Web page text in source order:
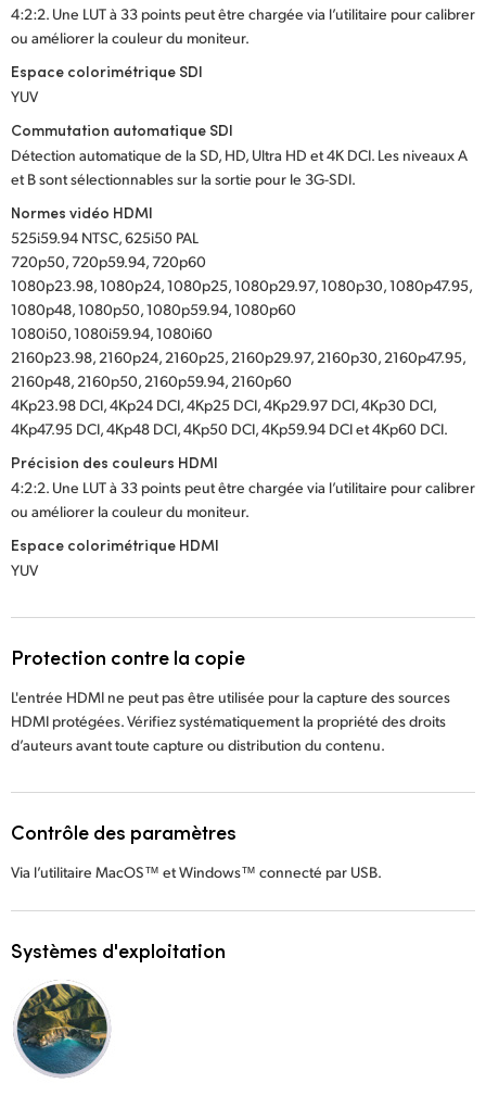
4:2:2. Une LUT à 33 points peut être chargée via l’utilitaire pour calibrer
ou améliorer la couleur du moniteur.
Espace colorimétrique SDI
YUV
Commutation automatique SDI
Détection automatique de la SD, HD, Ultra HD et 4K DCI. Les niveaux A
et B sont sélectionnables sur la sortie pour le 3G-SDI.
Normes vidéo HDMI
525i59.94 NTSC, 625i50 PAL
720p50, 720p59.94, 720p60
1080p23.98, 1080p24, 1080p25, 1080p29.97, 1080p30, 1080p47.95,
1080p48, 1080p50, 1080p59.94, 1080p60
1080i50, 1080i59.94, 1080i60
2160p23.98, 2160p24, 2160p25, 2160p29.97, 2160p30, 2160p47.95,
2160p48, 2160p50, 2160p59.94, 2160p60
4Kp23.98 DCI, 4Kp24 DCI, 4Kp25 DCI, 4Kp29.97 DCI, 4Kp30 DCI,
4Kp47.95 DCI, 4Kp48 DCI, 4Kp50 DCI, 4Kp59.94 DCI et 4Kp60 DCI.
Précision des couleurs HDMI
4:2:2. Une LUT à 33 points peut être chargée via l’utilitaire pour calibrer
ou améliorer la couleur du moniteur.
Espace colorimétrique HDMI
YUV
Protection contre la copie
L'entrée HDMI ne peut pas être utilisée pour la capture des sources
HDMI protégées. Vérifiez systématiquement la propriété des droits
d’auteurs avant toute capture ou distribution du contenu.
Contrôle des paramètres
Via l’utilitaire MacOS™ et Windows™ connecté par USB.
Systèmes d'exploitation